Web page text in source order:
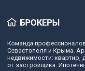
БРОКЕРЫ
Команда
Севастополя и Крыма.
недвижимости: квартир,
от застройщика.